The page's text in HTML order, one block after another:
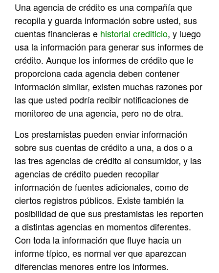
Una agencia de crédito es una compañía que
recopila y guarda información sobre usted, sus
cuentas financieras e historial crediticio, y luego
usa la información para generar sus informes de
crédito. Aunque los informes de crédito que le
proporciona cada agencia deben contener
información similar, existen muchas razones por
las que usted podría recibir notificaciones de
monitoreo de una agencia, pero no de otra.
Los prestamistas pueden enviar información
sobre sus cuentas de crédito a una, a dos o a
las tres agencias de crédito al consumidor, y las
agencias de crédito pueden recopilar
información de fuentes adicionales, como de
ciertos registros públicos. Existe también la
posibilidad de que sus prestamistas les reporten
a distintas agencias en momentos diferentes.
Con toda la información que fluye hacia un
informe típico, es normal ver que aparezcan
diferencias menores entre los informes.